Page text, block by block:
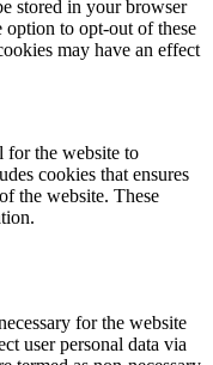
stored in your browser
to opt-out of these
may have an effect
for the website to
cookies that ensures
the website. These
for the website
user personal data via